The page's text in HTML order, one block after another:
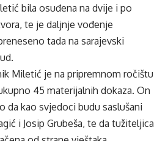
bila osuđena na dvije i po
te je daljnje vođenje
tada na sarajevski
Miletić je na pripremnom ročištu
45 materijalnih dokaza. On
da kao svjedoci budu saslušani
i Josip Grubeša, te da tužiteljica